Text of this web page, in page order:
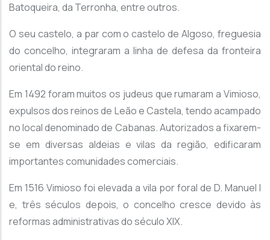
Batoqueira, da Terronha, entre outros.
O seu castelo, a par com o castelo de Algoso, freguesia
do concelho, integraram a linha de defesa da fronteira
oriental do reino.
Em 1492 foram muitos os judeus que rumaram a Vimioso,
expulsos dos reinos de Leão e Castela, tendo acampado
no local denominado de Cabanas. Autorizados a fixarem-
se em diversas aldeias e vilas da região, edificaram
importantes comunidades comerciais.
Em 1516 Vimioso foi elevada a vila por foral de D. Manuel I
e, três séculos depois, o concelho cresce devido às
reformas administrativas do século XIX.